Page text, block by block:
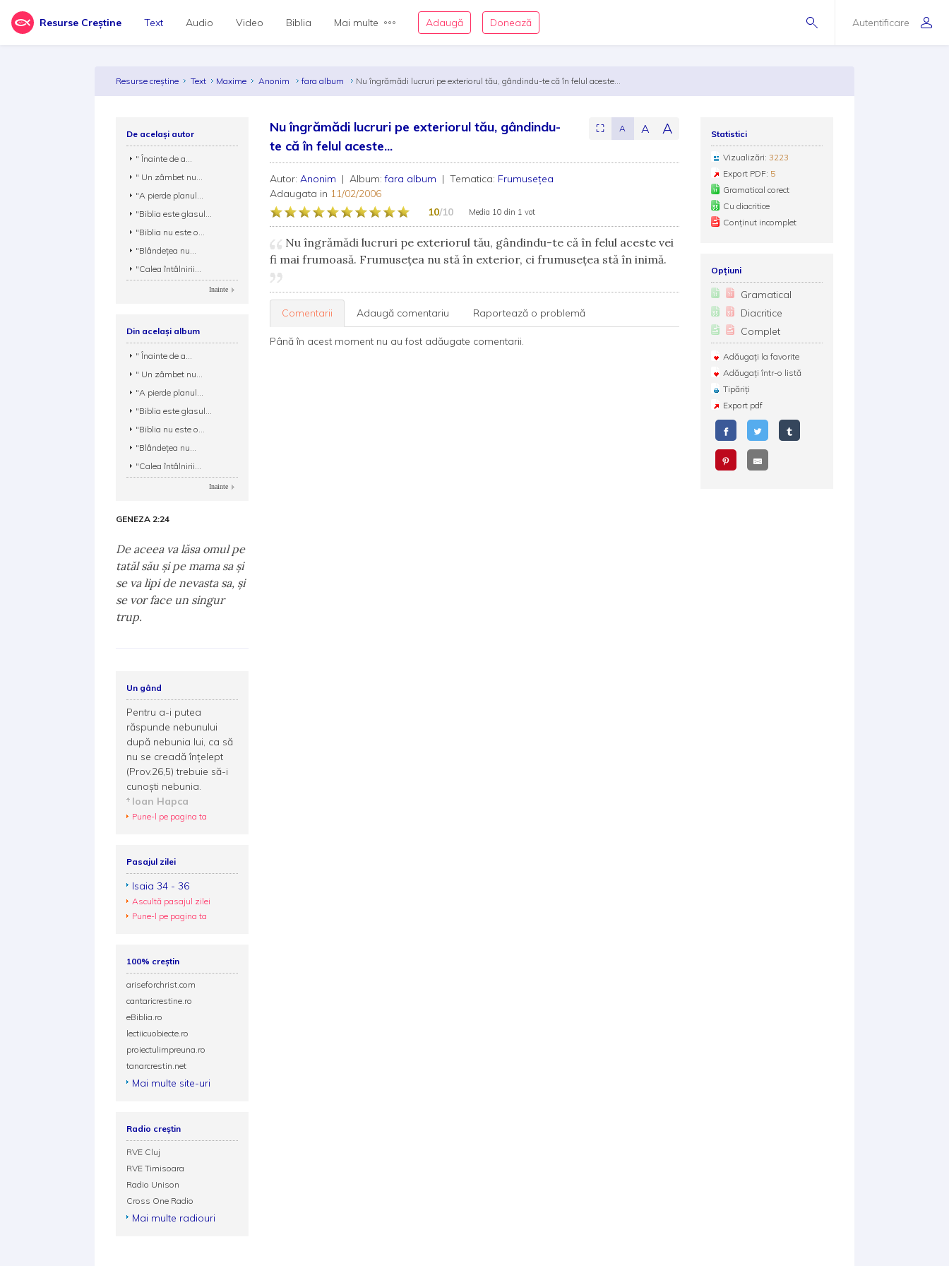
Resurse Creștine Autentificare
Text Audio Video Biblia Mai multe Adaugă Donează
Resurse creștine Text Maxime Anonim fara album Nu îngrămădi lucruri pe exteriorul tău, gândindu-te că în felul aceste...
Nu îngrămădi lucruri pe exteriorul tău, gândindu-
te că în felul aceste...
⛶ A A A
Autor:Anonim | Album:fara album | Tematica: Frumusețea
Adaugata in 11/02/2006
10/10 Media 10 din 1 vot
Nu îngrămădi lucruri pe exteriorul tău, gândindu-te că în felul aceste vei
fi mai frumoasă. Frumuseţea nu stă în exterior, ci frumuseţea stă în inimă.
Comentarii Adaugă comentariu Raportează o problemă
Până în acest moment nu au fost adăugate comentarii.
Statistici
Vizualizări: 3223
Export PDF: 5
Gramatical corect
Cu diacritice
Conținut incomplet
Opțiuni
Gramatical
Diacritice
Complet
Adăugați la favorite
Adăugați într-o listă
Tipăriți
Export pdf
De același autor
" Înainte de a...
" Un zâmbet nu...
"A pierde planul...
"Biblia este glasul...
"Biblia nu este o...
"Blândeţea nu...
"Calea întâlnirii...
Inainte
Din același album
" Înainte de a...
" Un zâmbet nu...
"A pierde planul...
"Biblia este glasul...
"Biblia nu este o...
"Blândeţea nu...
"Calea întâlnirii...
Inainte
GENEZA 2:24
De aceea va lăsa omul pe
tatăl său şi pe mama sa şi
se va lipi de nevasta sa, şi
se vor face un singur
trup.
Un gând
Pentru a-i putea
răspunde nebunului
după nebunia lui, ca să
nu se creadă înțelept
(Prov.26,5) trebuie să-i
cunoști nebunia.
Ioan Hapca
Pune-l pe pagina ta
Pasajul zilei
Isaia 34 - 36
Ascultă pasajul zilei
Pune-l pe pagina ta
100% creștin
ariseforchrist.com
cantaricrestine.ro
eBiblia.ro
lectiicuobiecte.ro
proiectulimpreuna.ro
tanarcrestin.net
Mai multe site-uri
Radio creștin
RVE Cluj
RVE Timisoara
Radio Unison
Cross One Radio
Mai multe radiouri